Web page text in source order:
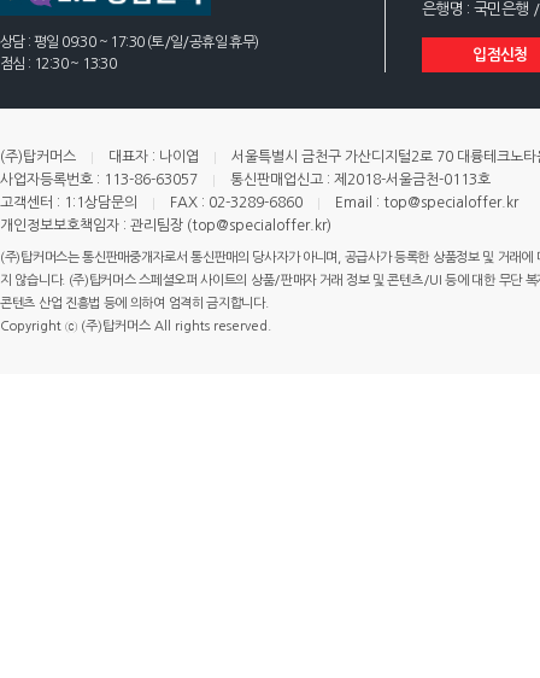
상담 : 평일 09:30 ~ 17:30 (토/일/공휴일 휴무)
점심 : 12:30 ~ 13:30
은행명 : 국민은행
입점신청
(주)탑커머스 대표자 : 나이엽
서울특별시 금천구 가산디지털2로 70 대륭테크노
사업자등록번호 : 113-86-63057
통신판매업신고 : 제2018-서울금천-0113호
고객센터 : 1:1상담문의
FAX : 02-3289-6860
Email : top@specialoffer.kr
개인정보보호책임자 : 관리팀장 (top@specialoffer.kr)
(주)탑커머스는 통신판매중개자로서 통신판매의 당사자가 아니며, 공급사가 등록한 상품정보 및 거래
지 않습니다. (주)탑커머스 스페셜오퍼 사이트의 상품/판매자 거래 정보 및 콘텐츠/UI 등에 대한 무단
콘텐츠 산업 진흥법 등에 의하여 엄격히 금지합니다.
Copyright ⓒ (주)탑커머스 All rights reserved.